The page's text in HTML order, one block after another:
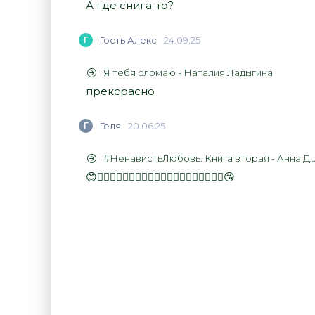
А где снига-то?
Г Гость Алекс 24.09.25
Я тебя сломаю - Наталия Ладыгина
прексрасно
Г Геля 20.06.25
#НенавистьЛюбовь. Книга вторая - Анна Джейн
😊👍🏻👍🏻👍🏻👍🏻👍🏻👍🏻👍🏻👍🏻👍🏻👍🏻😘